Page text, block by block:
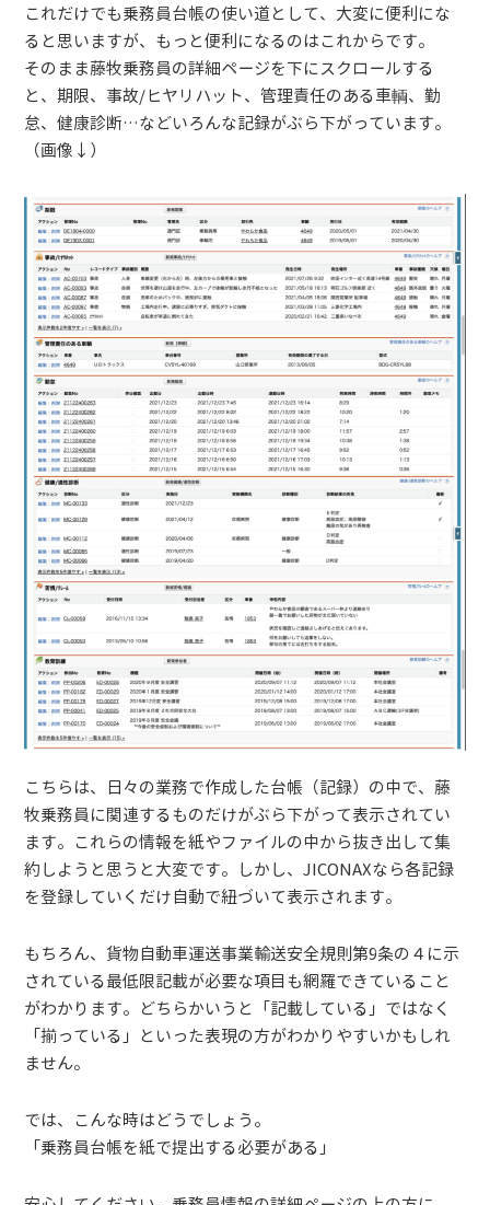
これだけでも乗務員台帳の使い道として、大変に便利にな
ると思いますが、もっと便利になるのはこれからです。
そのまま藤牧乗務員の詳細ページを下にスクロールする
と、期限、事故/ヒヤリハット、管理責任のある車輌、勤
怠、健康診断…などいろんな記録がぶら下がっています。
（画像↓）
こちらは、日々の業務で作成した台帳（記録）の中で、藤
牧乗務員に関連するものだけがぶら下がって表示されてい
ます。これらの情報を紙やファイルの中から抜き出して集
約しようと思うと大変です。しかし、JICONAXなら各記録
を登録していくだけ自動で紐づいて表示されます。
もちろん、貨物自動車運送事業輸送安全規則第9条の４に示
されている最低限記載が必要な項目も網羅できていること
がわかります。どちらかいうと「記載している」ではなく
「揃っている」といった表現の方がわかりやすいかもしれ
ません。
では、こんな時はどうでしょう。
「乗務員台帳を紙で提出する必要がある」